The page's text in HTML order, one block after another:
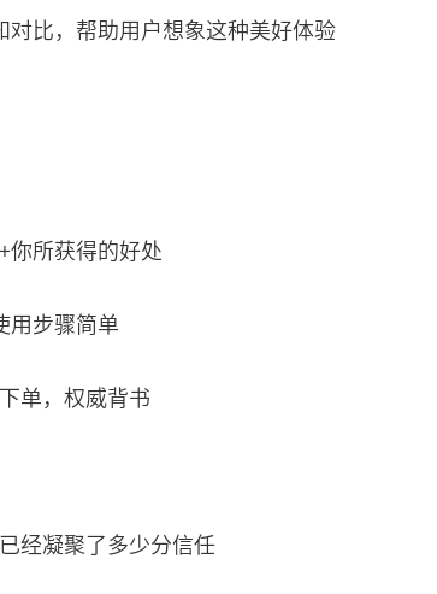
对比，帮助用户想象这种美好体验
你所获得的好处
用步骤简单
单，权威背书
经凝聚了多少分信任